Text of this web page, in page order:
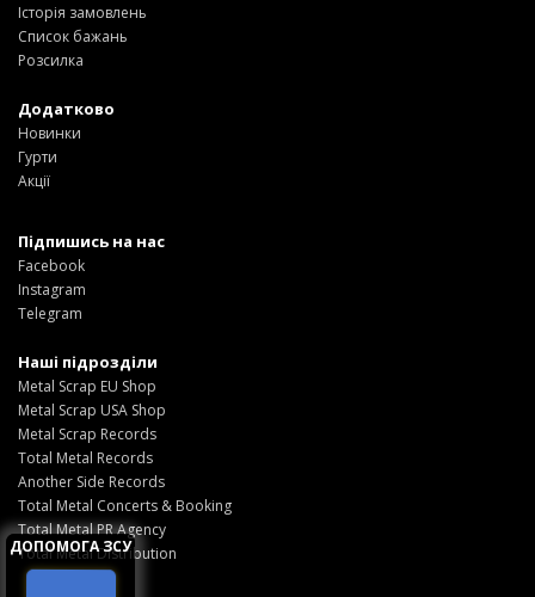
ДОПОМОГА ЗСУ
Історія замовлень
Список бажань
Розсилка
Додатково
Новинки
Гурти
Акції
Підпишись на нас
Facebook
Instagram
Telegram
Наші підрозділи
Metal Scrap EU Shop
Metal Scrap USA Shop
Metal Scrap Records
Total Metal Records
Another Side Records
Total Metal Concerts & Booking
Total Metal PR Agency
Total Metal Distribution